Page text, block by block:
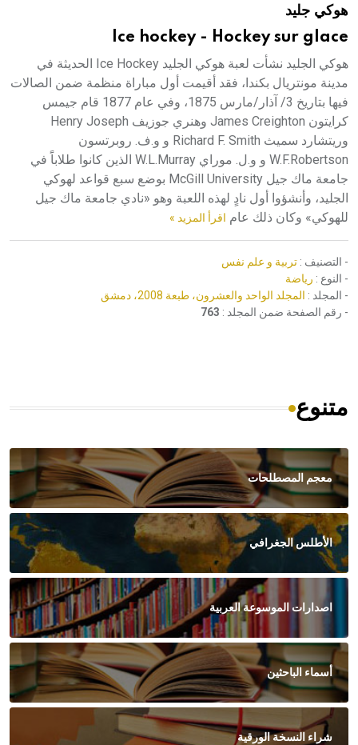
هيئة الموسوعة العربية تطلق موسوعات جديدة في عام 2026هوكي جليد
Ice hockey - Hockey sur glace
هوكي الجليد نشأت لعبة هوكي الجليد Ice Hockey الحديثة في
مدينة مونتريال بكندا، فقد أقيمت أول مباراة منظمة ضمن الصالات
فيها بتاريخ 3/ آذار/مارس 1875، وفي عام 1877 قام جيمس
كرايتون James Creighton وهنري جوزيف Henry Joseph
وريتشارد سميث Richard F. Smith و و.ف. روبرتسون
W.F.Robertson و و.ل. موراي W.L.Murray الذين كانوا طلاباًَ في
جامعة ماك جيل McGill University بوضع سبع قواعد لهوكي
الجليد، وأنشؤوا أول نادٍ لهذه اللعبة وهو «نادي جامعة ماك جيل
للهوكي» وكان ذلك عام اقرأ المزيد »
- التصنيف : تربية و علم نفس
- النوع : رياضة
- المجلد : المجلد الواحد والعشرون، طبعة 2008، دمشق
- رقم الصفحة ضمن المجلد : 763
متنوع
معجم المصطلحات
الأطلس الجغرافي
اصدارات الموسوعة العربية
أسماء الباحثين
شراء النسخة الورقية